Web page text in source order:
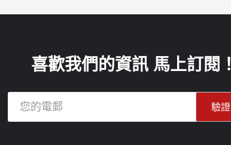
喜歡我們的資訊 馬上訂閱！